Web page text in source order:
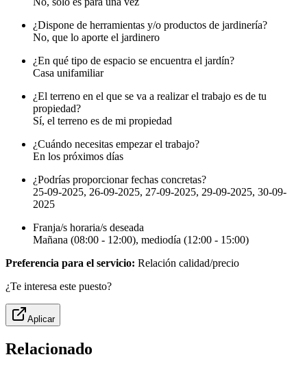
¿Dispone de herramientas y/o productos de jardinería?
No, que lo aporte el jardinero
¿En qué tipo de espacio se encuentra el jardín?
Casa unifamiliar
¿El terreno en el que se va a realizar el trabajo es de tu
propiedad?
Sí, el terreno es de mi propiedad
¿Cuándo necesitas empezar el trabajo?
En los próximos días
¿Podrías proporcionar fechas concretas?
25-09-2025, 26-09-2025, 27-09-2025, 29-09-2025, 30-09-
2025
Franja/s horaria/s deseada
Mañana (08:00 - 12:00), mediodía (12:00 - 15:00)
Preferencia para el servicio: Relación calidad/precio
¿Te interesa este puesto?
Aplicar
Relacionado